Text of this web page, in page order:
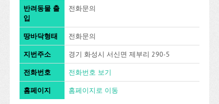
반려동물 출
입
전화문의
땅바닥형태 전화문의
지번주소 경기 화성시 서신면 제부리 290-5
전화번호 전화번호 보기
홈페이지 홈페이지로 이동